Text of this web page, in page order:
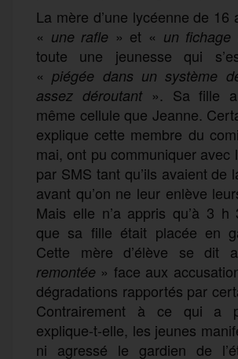
La mère d’une lycéenne de 16
« une rafle » et « un fichage
toute une jeunesse qui
«piégée dans un système
assez déroutant». Sa fille a
même cellule que Jeanne.
explique cette membre du
mai, ont pu communiquer avec
par SMS tant qu’ils avaient de
avant qu’on ne leur enlève
Mais elle n’a appris qu’à 3 h
que sa fille était placée en
Cette mère d’élève se dit
remontée » face aux
dégradations rapportés par
Contrairement à ce qui a
explique-t-elle, les jeunes
ni agressé le gardien de